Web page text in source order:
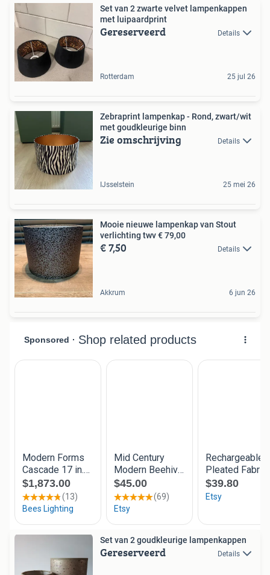
Set van 2 zwarte velvet lampenkappen
met luipaardprint
Gereserveerd Details
Rotterdam 25 jul 26
Zebraprint lampenkap - Rond, zwart/wit
met goudkleurige binn
Zie omschrijving Details
IJsselstein 25 mei 26
Mooie nieuwe lampenkap van Stout
verlichting twv € 79,00
€ 7,50 Details
Akkrum 6 jun 26
Set van 2 goudkleurige lampenkappen
Gereserveerd Details